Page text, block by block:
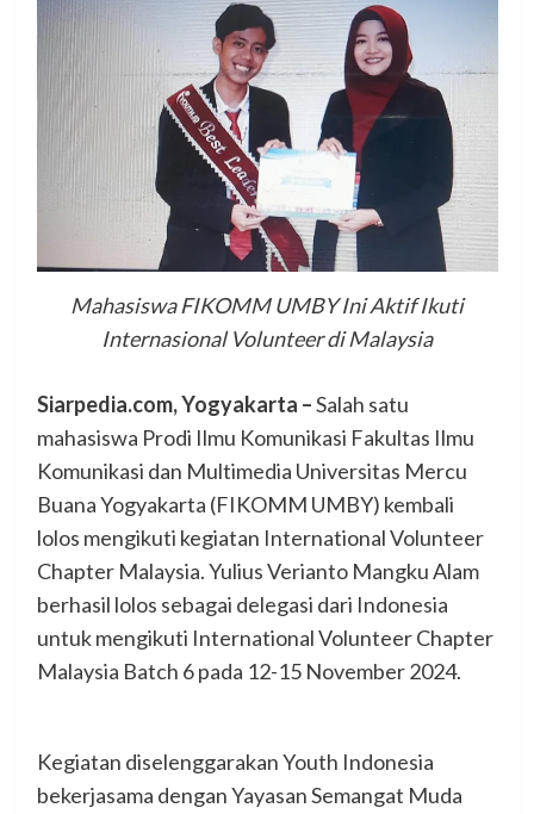
Mahasiswa FIKOMM UMBY Ini Aktif Ikuti
Internasional Volunteer di Malaysia
Siarpedia.com, Yogyakarta –Salah satu
mahasiswa Prodi Ilmu Komunikasi Fakultas Ilmu
Komunikasi dan Multimedia Universitas Mercu
Buana Yogyakarta (FIKOMM UMBY) kembali
lolos mengikuti kegiatan International Volunteer
Chapter Malaysia. Yulius Verianto Mangku Alam
berhasil lolos sebagai delegasi dari Indonesia
untuk mengikuti International Volunteer Chapter
Malaysia Batch 6 pada 12-15 November 2024.
Kegiatan diselenggarakan Youth Indonesia
bekerjasama dengan Yayasan Semangat Muda